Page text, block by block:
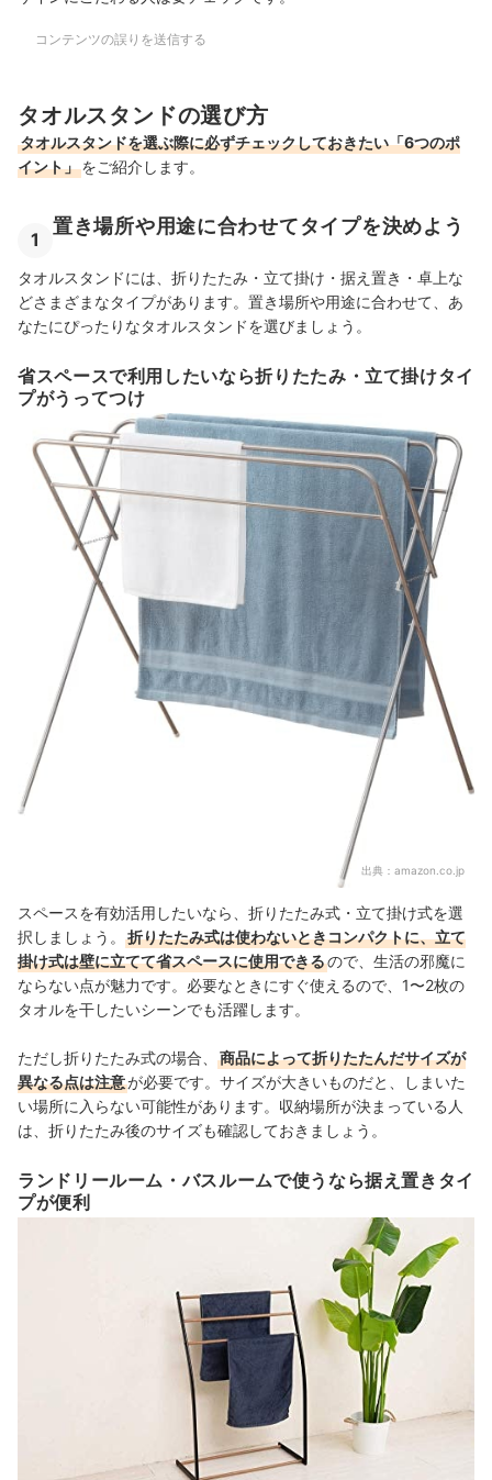
コンテンツの誤りを送信する
タオルスタンドの選び方
タオルスタンドを選ぶ際に必ずチェックしておきたい「6つのポ
イント」をご紹介します。
1
置き場所や用途に合わせてタイプを決めよう
タオルスタンドには、折りたたみ・立て掛け・据え置き・卓上な
どさまざまなタイプがあります。置き場所や用途に合わせて、あ
なたにぴったりなタオルスタンドを選びましょう。
省スペースで利用したいなら折りたたみ・立て掛けタイ
プがうってつけ
出典： amazon.co.jp
スペースを有効活用したいなら、折りたたみ式・立て掛け式を選
択しましょう。
折りたたみ式は使わないときコンパクトに、立て
掛け式は壁に立てて省スペースに使用できるので、生活の邪魔に
ならない点が魅力です。必要なときにすぐ使えるので、1〜2枚の
タオルを干したいシーンでも活躍します。
ただし折りたたみ式の場合、
商品によって折りたたんだサイズが
異なる点は注意が必要です。サイズが大きいものだと、しまいた
い場所に入らない可能性があります。収納場所が決まっている人
は、折りたたみ後のサイズも確認しておきましょう。
ランドリールーム・バスルームで使うなら据え置きタイ
プが便利